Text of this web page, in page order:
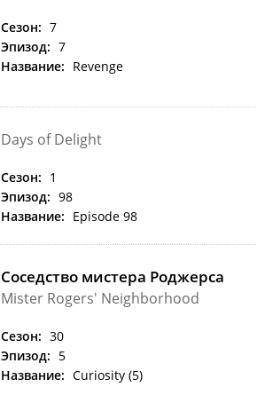
Сезон: 7
Эпизод: 7
Название: Revenge
Days of Delight
Сезон: 1
Эпизод: 98
Название: Episode 98
Соседство мистера Роджерса
Mister Rogers' Neighborhood
Сезон: 30
Эпизод: 5
Название: Curiosity (5)